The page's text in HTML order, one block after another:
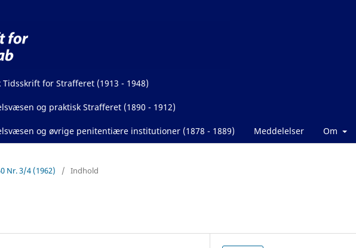
Tidsskrift for Strafferet (1913 - 1948)
og praktisk Strafferet (1890 - 1912)
og øvrige penitentiære institutioner (1878 - 1889) Meddelelser Om
Nr. 3/4 (1962) / Indhold